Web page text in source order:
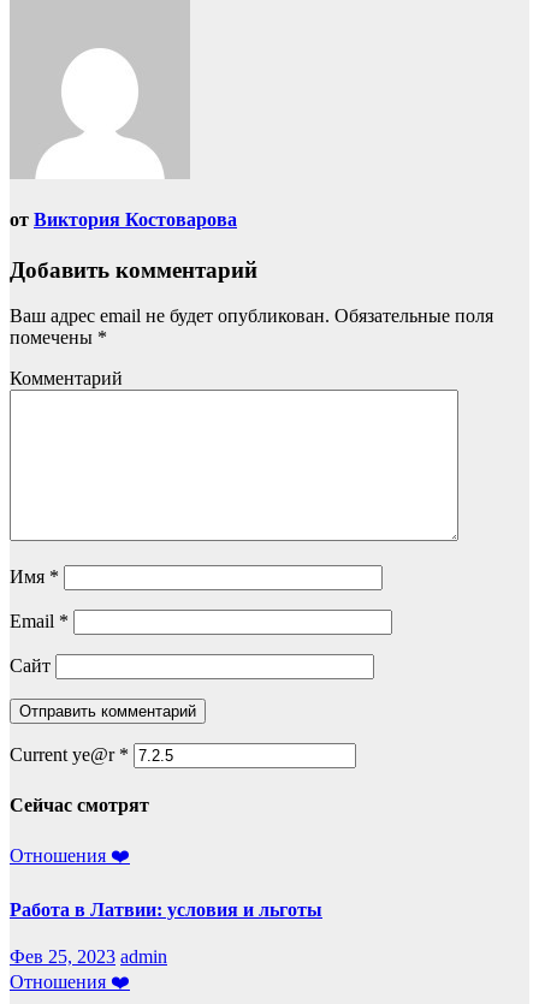
от Виктория Костоварова
Добавить комментарий
Ваш адрес email не будет опубликован. Обязательные поля
помечены *
Комментарий
Имя *
Email *
Сайт
Current ye@r *
Сейчас смотрят
Отношения ❤️
Работа в Латвии: условия и льготы
Фев 25, 2023 admin
Отношения ❤️